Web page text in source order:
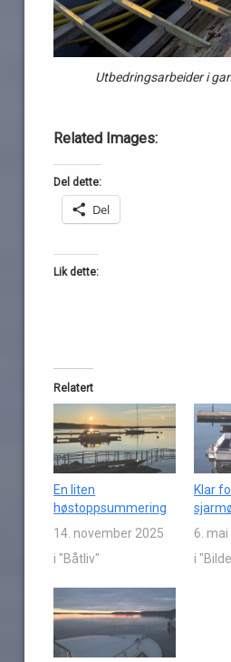
Utbedringsarbeider i
Related Images:
Del dette:
Del
Lik dette:
Relatert
En liten
høstoppsummering
14. november 2025
i "Båtliv"
Klar
6.
i